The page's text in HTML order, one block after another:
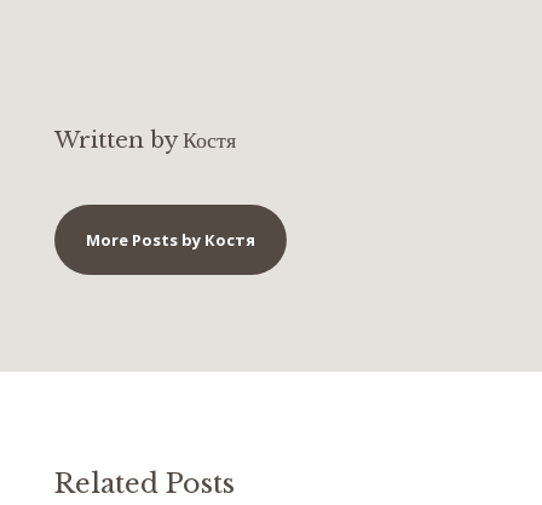
Written by Костя
More Posts by Костя
Related Posts